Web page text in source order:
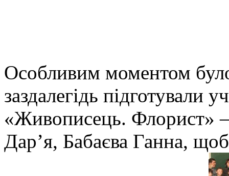
Особливим моментом
заздалегідь підготували
«Живописець. Флорист»
Дар’я, Бабаєва Ганна,